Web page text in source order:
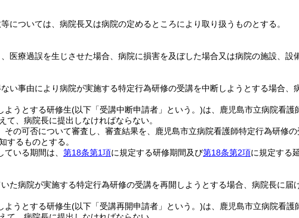
については、病院長又は病院の定めるところにより取り扱うものとする。
医療過誤を生じさせた場合、病院に損害を及ぼした場合又は病院の施設、設
い事由により病院が実施する特定行為研修の受講を中断しようとする場合、
ようとする研修生(以下「受講中断申請者」という。)は、鹿児島市立病院看護
て、病院長に提出しなければならない。
その可否について審査し、審査結果を、鹿児島市立病院看護師特定行為研修
するものとする。
いる期間は、 第18条第1項に規定する研修期間及び第18条第2項に規定する
た病院が実施する特定行為研修の受講を再開しようとする場合、病院長に届
ようとする研修生(以下「受講再開申請者」という。)は、鹿児島市立病院看護